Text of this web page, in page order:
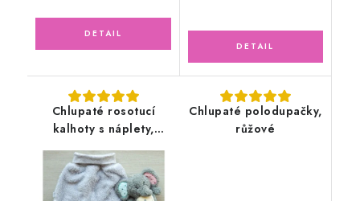
Chlupaté rosotucí
kalhoty s náplety,
Chlupaté polodupačky,
růžové